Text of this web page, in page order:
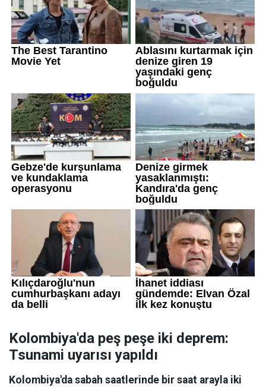
Kolombiya'da peş peşe iki deprem:
Tsunami uyarısı yapıldı
Kolombiya'da sabah saatlerinde bir saat arayla iki